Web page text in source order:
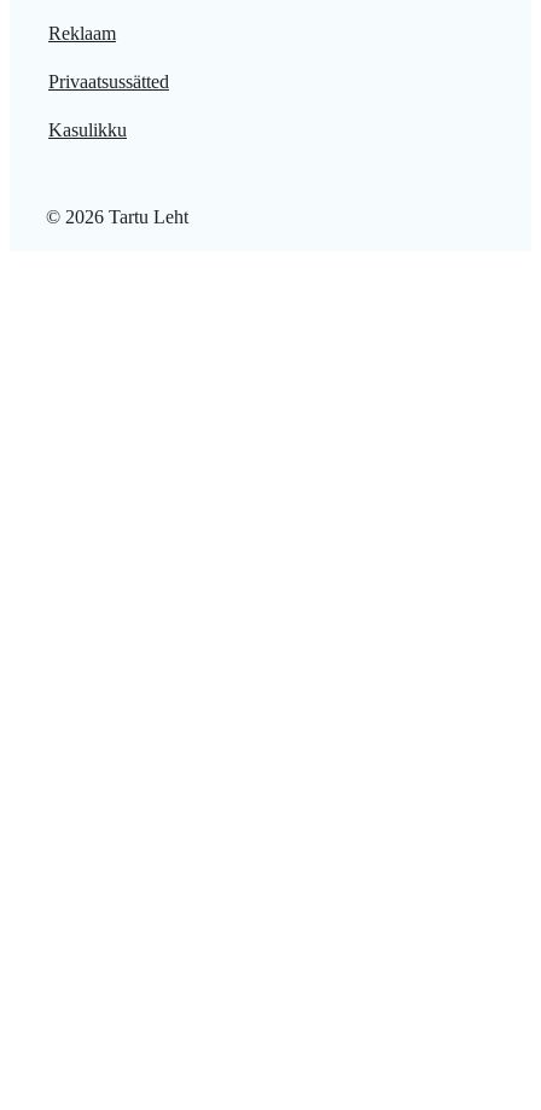
Reklaam
Privaatsussätted
Kasulikku
© 2026 Tartu Leht